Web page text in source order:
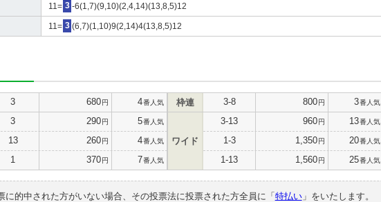
11= 3 -6(1,7)(9,10)(2,4,14)(13,8,5)12
11= 3 (6,7)(1,10)9(2,14)4(13,8,5)12
3 680円 4番人気
3 290円 5番人気
13 260円 4番人気
1 370円 7番人気
枠連 3-8 800円 3番人気
ワイド
3-13 960円 13番人気
1-3 1,350円 20番人気
1-13 1,560円 25番人気
に的中された方がいない場合、その投票法に投票された方全員に「 特払い」をいたします。